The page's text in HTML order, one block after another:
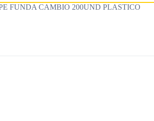
FUNDA CAMBIO 200UND PLASTICO